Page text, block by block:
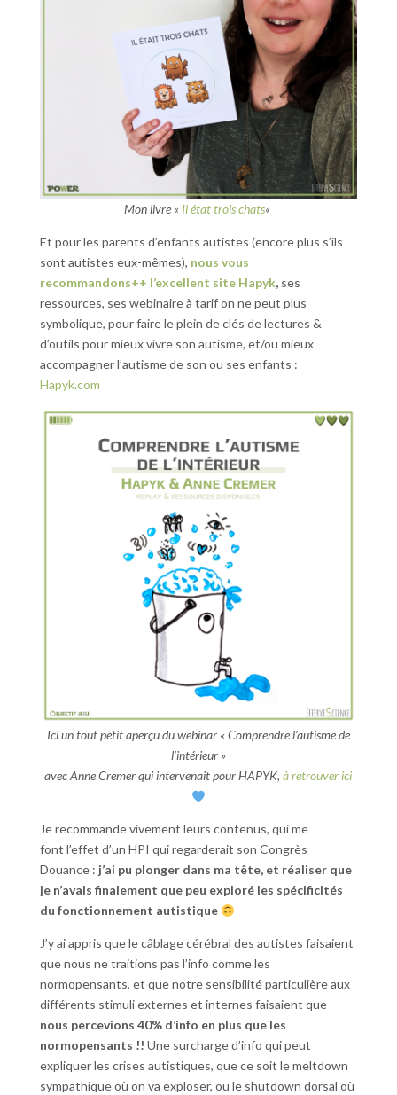
Mon livre « Il état trois chats«
Et pour les parents d’enfants autistes (encore plus s’ils
sont autistes eux-mêmes), nous vous
recommandons++ l’excellent site Hapyk,ses
ressources, ses webinaire à tarif on ne peut plus
symbolique, pour faire le plein de clés de lectures &
d’outils pour mieux vivre son autisme, et/ou mieux
accompagner l’autisme de son ou ses enfants :
Hapyk.com
Ici un tout petit aperçu du webinar « Comprendre l’autisme de
l’intérieur »
avecAnne Cremerqui intervenait pourHAPYK,à retrouver ici
Je recommande vivement leurs contenus, qui me
font l’effet d’un HPI qui regarderait son Congrès
Douance : j’ai pu plonger dans ma tête, et réaliser que
je n’avais finalement que peu exploré les spécificités
du fonctionnement autistique
J’y ai appris que le câblage cérébral des autistes faisaient
que nous ne traitions pas l’info comme les
normopensants, et que notre sensibilité particulière aux
différents stimuli externes et internes faisaient que
nous percevions 40% d’info en plus que les
normopensants !! Une surcharge d’info qui peut
expliquer les crises autistiques, que ce soit le meltdown
sympathique où on va exploser, ou le shutdown dorsal où